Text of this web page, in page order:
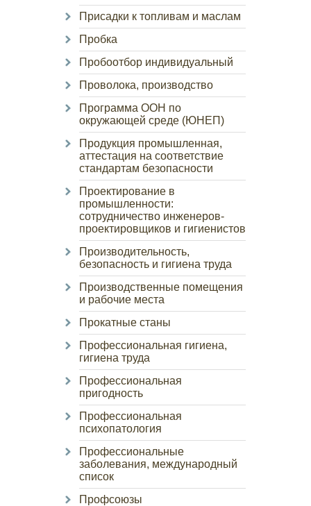
Присадки к топливам и маслам
Пробка
Пробоотбор индивидуальный
Проволока, производство
Программа ООН по
окружающей среде (ЮНЕП)
Продукция промышленная,
аттестация на соответствие
стандартам безопасности
Проектирование в
промышленности:
сотрудничество инженеров-
проектировщиков и гигиенистов
Производительность,
безопасность и гигиена труда
Производственные помещения
и рабочие места
Прокатные станы
Профессиональная гигиена,
гигиена труда
Профессиональная
пригодность
Профессиональная
психопатология
Профессиональные
заболевания, международный
список
Профсоюзы